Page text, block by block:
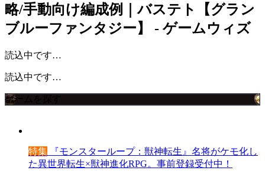
略/手動向け編成例｜バステト【グラン
ブルーファンタジー】 - ゲームウィズ
読込中です…
読込中です…
ゲームを探す
特集 『モンスターループ：獣神転生』名将がケモ化し
た異世界転生×獣神進化RPG。事前登録受付中！